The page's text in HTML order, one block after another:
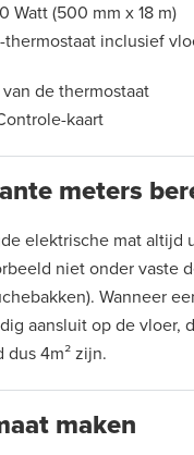
Watt (500 mm x 18 m)
thermostaat inclusief
de thermostaat
kaart
meters
elektrische mat altijd
niet onder vaste
Wanneer
aansluit op de
4m² zijn.
maken